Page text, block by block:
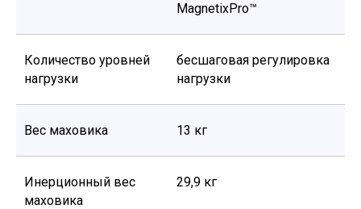
MagnetixPro™
Количество уровней
нагрузки
бесшаговая регулировка
нагрузки
Вес маховика 13 кг
Инерционный вес
маховика
29,9 кг